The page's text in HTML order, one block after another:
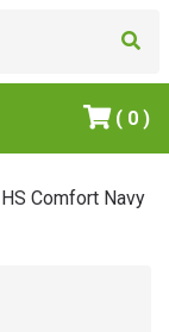
( 0 )
Comfort Navy